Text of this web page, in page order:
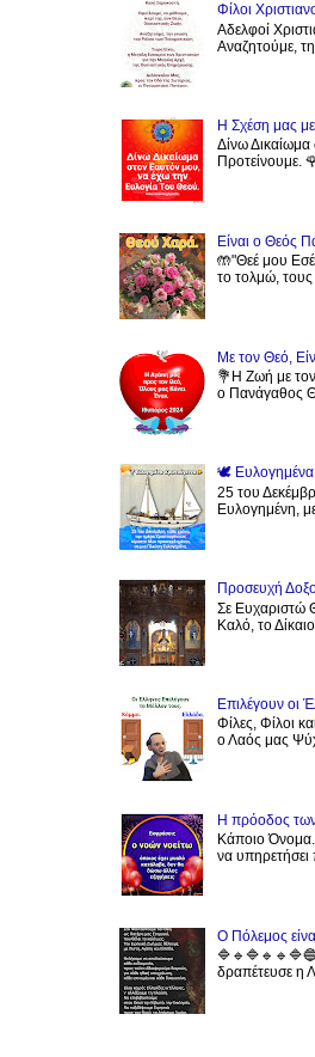
Φίλοι
Αδελφοί
Αναζητούμε,
Η Σχέση μας
Δίνω
Προτείνουμε.
Είναι ο Θεός
🤲"Θεέ μου
το τολμώ,
Με τον Θεό,
💐Η Ζωή με
ο Πανάγαθος
🕊 Ευλογημένα
25 του
Ευλογημένη,
Προσευχή
Σε Ευχαριστώ
Καλό, το
Επιλέγουν οι
Φίλες, Φίλοι
ο Λαός μας
Η πρόοδος των
Κάποιο
να
Ο Πόλεμος
δραπέτευσε η